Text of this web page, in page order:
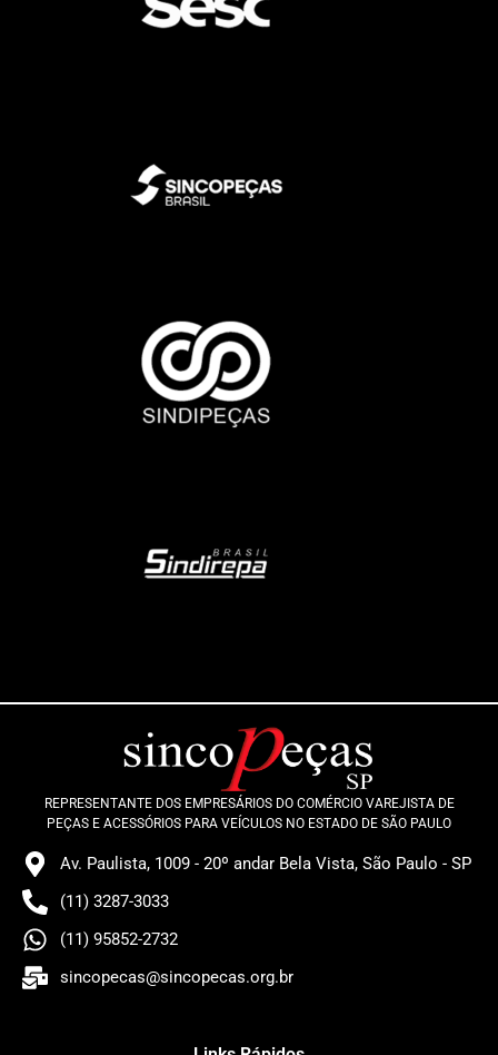
REPRESENTANTE DOS EMPRESÁRIOS DO COMÉRCIO VAREJISTA DE
PEÇAS E ACESSÓRIOS PARA VEÍCULOS NO ESTADO DE SÃO PAULO
Av. Paulista, 1009 - 20º andar Bela Vista, São Paulo - SP
(11) 3287-3033
(11) 95852-2732
sincopecas@sincopecas.org.br